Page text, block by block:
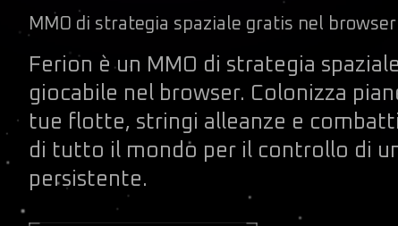
MMO di strategia spaziale gratis nel browser
Ferion è un MMO di strategia
giocabile nel browser. Colonizza
tue flotte, stringi alleanze e
di tutto il mondo per il controllo di
persistente.